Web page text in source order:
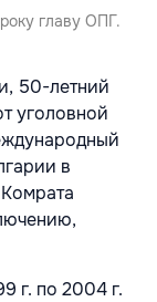
главу ОПГ.
50-летний
уголовной
в
г. по 2004 г.